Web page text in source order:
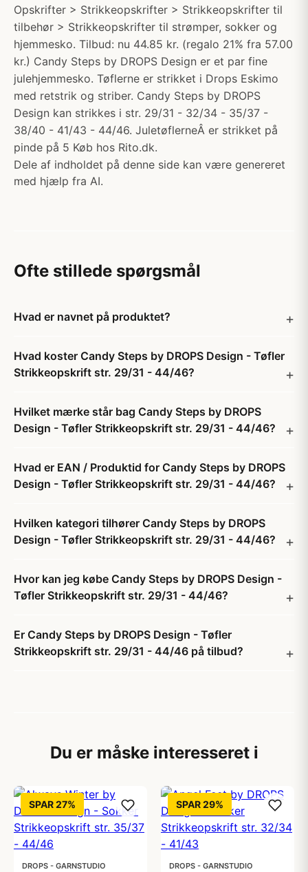
Opskrifter > Strikkeopskrifter > Strikkeopskrifter til
tilbehør > Strikkeopskrifter til strømper, sokker og
hjemmesko. Tilbud: nu 44.85 kr. (regalo 21% fra 57.00
kr.) Candy Steps by DROPS Design er et par fine
julehjemmesko. Tøflerne er strikket i Drops Eskimo
med retstrik og striber. Candy Steps by DROPS
Design kan strikkes i str. 29/31 - 32/34 - 35/37 -
38/40 - 41/43 - 44/46. JuletøflerneÂ er strikket på
pinde på 5 Køb hos Rito.dk.
Dele af indholdet på denne side kan være genereret
med hjælp fra AI.
Ofte stillede spørgsmål
Hvad er navnet på produktet?
Hvad koster Candy Steps by DROPS Design - Tøfler
Strikkeopskrift str. 29/31 - 44/46?
Hvilket mærke står bag Candy Steps by DROPS
Design - Tøfler Strikkeopskrift str. 29/31 - 44/46?
Hvad er EAN / Produktid for Candy Steps by DROPS
Design - Tøfler Strikkeopskrift str. 29/31 - 44/46?
Hvilken kategori tilhører Candy Steps by DROPS
Design - Tøfler Strikkeopskrift str. 29/31 - 44/46?
Hvor kan jeg købe Candy Steps by DROPS Design -
Tøfler Strikkeopskrift str. 29/31 - 44/46?
Er Candy Steps by DROPS Design - Tøfler
Strikkeopskrift str. 29/31 - 44/46 på tilbud?
Du er måske interesseret i
SPAR 27%
DROPS - GARNSTUDIO
SPAR 29%
DROPS - GARNSTUDIO